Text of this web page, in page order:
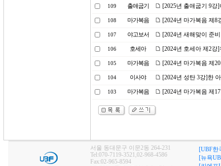
109 출애굽기 [2025년 출애굽기 9
108 마가복음 [2024년 마가복음 제8
107 야고보서 [2024년 새해맞이 준
106 호세아 [2024년 호세아 제2강
105 마가복음 [2024년 마가복음 제
104 이사야 [2024년 성탄 3강]한
103 마가복음 [2024년 마가복음 제
서울 동대문구 이문2동 264-231
Tel:070-7119-3521,02-968-4586
Fax:02-965-8594
[UBF한
[뉴욕